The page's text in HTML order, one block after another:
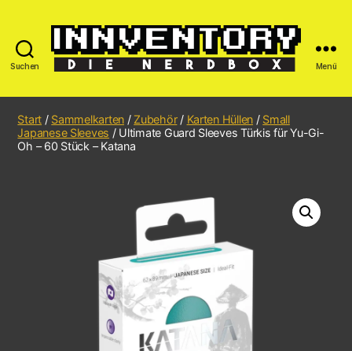
Suchen Menü
Start / Sammelkarten / Zubehör/ Karten Hüllen / Small
Japanese Sleeves / Ultimate Guard Sleeves Türkis für Yu-Gi-
Oh – 60 Stück – Katana